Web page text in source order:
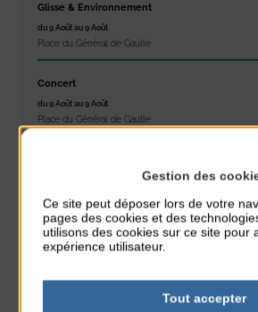
Glisse & Environnement
du 9 Août au 9 Août
Place du Général de Gaulle
Concert
du 9 Août au 9 Août
Place du Général de Gaulle
Réveil musculaire
du 10 Août au 14 Août
Gestion des
Ce site peut déposer lors de votre
pages des cookies et des
utilisons des cookies sur ce site pour
expérience utilisateur.
Tout accepter